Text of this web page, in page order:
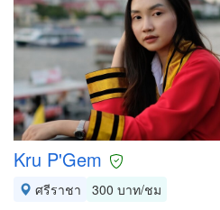
Kru P'Gem
ศรีราชา
300 บาท/ชม